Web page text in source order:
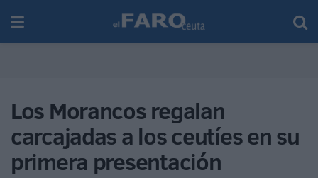
Los Morancos regalan
carcajadas a los ceutíes en su
primera presentación